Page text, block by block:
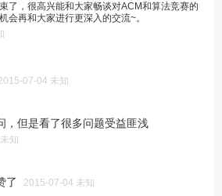
了，很高兴能和大家畅谈对ACM和算法竞赛的
会再和大家进行更深入的交流~。
07-04 未知
，但是看了很多问题受益匪浅
知
了 2015-07-04 未知